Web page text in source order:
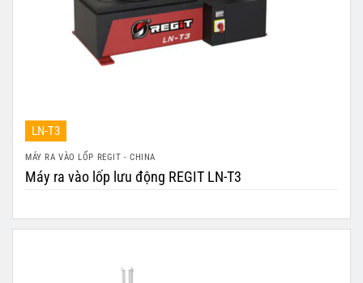
LN-T3
MÁY RA VÀO LỐP REGIT - CHINA
Máy ra vào lốp lưu động REGIT LN-T3